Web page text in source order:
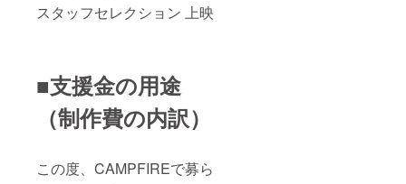
スタッフセレクション 上映
■支援金の用途
（制作費の内訳）
この度、CAMPFIREで募ら